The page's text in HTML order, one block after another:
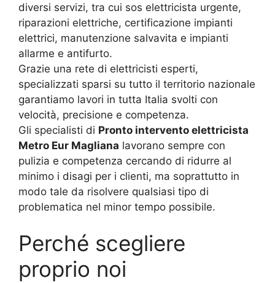
diversi servizi, tra cui sos elettricista urgente,
riparazioni elettriche, certificazione impianti
elettrici, manutenzione salvavita e impianti
allarme e antifurto.
Grazie una rete di elettricisti esperti,
specializzati sparsi su tutto il territorio nazionale
garantiamo lavori in tutta Italia svolti con
velocità, precisione e competenza.
Gli specialisti di Pronto intervento elettricista
Metro Eur Magliana lavorano sempre con
pulizia e competenza cercando di ridurre al
minimo i disagi per i clienti, ma soprattutto in
modo tale da risolvere qualsiasi tipo di
problematica nel minor tempo possibile.
Perché scegliere
proprio noi